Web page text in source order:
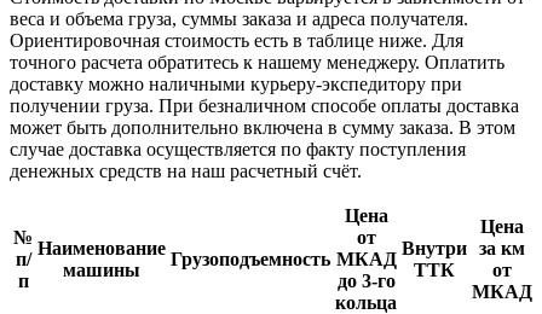
веса и объема груза, суммы заказа и адреса получателя.
Ориентировочная стоимость есть в таблице ниже. Для
точного расчета обратитесь к нашему менеджеру. Оплатить
доставку можно наличными курьеру-экспедитору при
получении груза. При безналичном способе оплаты доставка
может быть дополнительно включена в сумму заказа. В этом
случае доставка осуществляется по факту поступления
денежных средств на наш расчетный счёт.
№
п/
п
Наименование
машины
Грузоподъемность
Цена
от
МКАД
до 3-го
кольца
Внутри
ТТК
Цена
за км
от
МКАД